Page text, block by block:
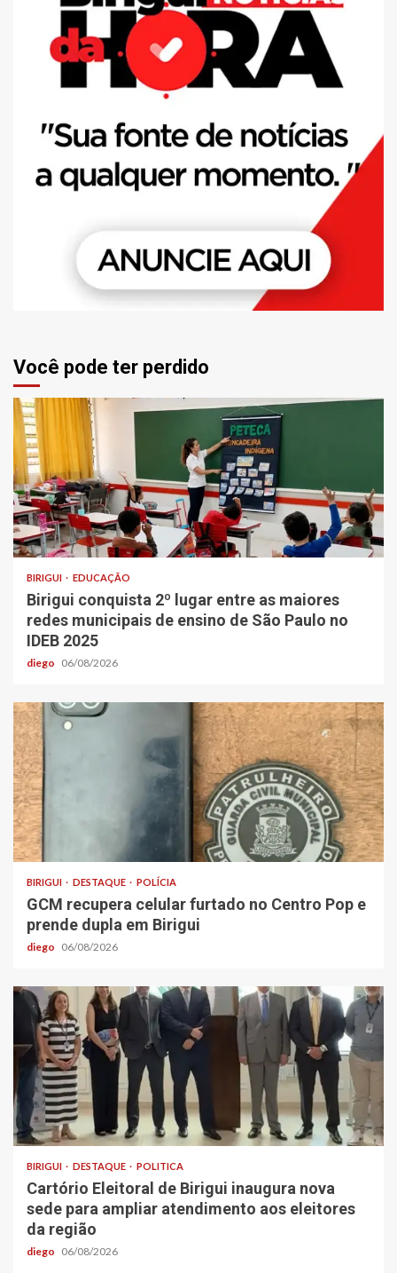
Você pode ter perdido
BIRIGUI EDUCAÇÃO
Birigui conquista 2º lugar entre as maiores
redes municipais de ensino de São Paulo no
IDEB 2025
diego 06/08/2026
BIRIGUI DESTAQUE POLÍCIA
GCM recupera celular furtado no Centro Pop e
prende dupla em Birigui
diego 06/08/2026
BIRIGUI DESTAQUE POLITICA
Cartório Eleitoral de Birigui inaugura nova
sede para ampliar atendimento aos eleitores
da região
diego 06/08/2026